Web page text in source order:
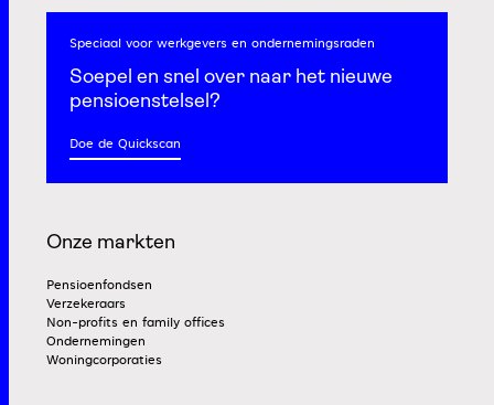
Speciaal voor werkgevers en ondernemingsraden
Soepel en snel over naar het nieuwe
pensioenstelsel?
Doe de Quickscan
Onze markten
Pensioenfondsen
Verzekeraars
Non-profits en family offices
Ondernemingen
Woningcorporaties